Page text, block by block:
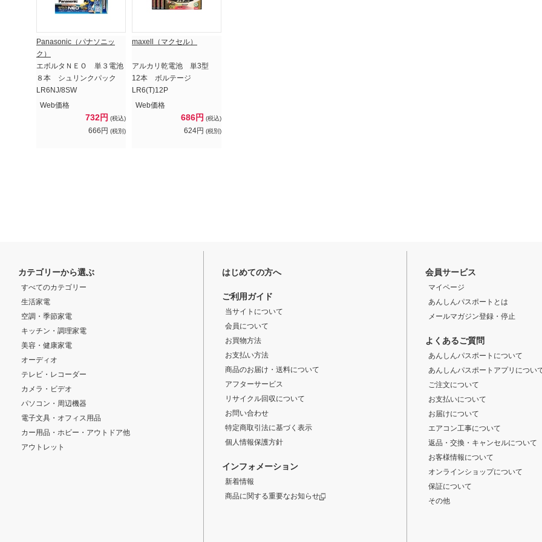
Panasonic（パナソニッ
ク）
エボルタＮＥＯ 単３電池
８本 シュリンクパック
LR6NJ/8SW
Web価格
732円 (税込)
666円 (税別)
maxell（マクセル）
アルカリ乾電池 単3型
12本 ボルテージ
LR6(T)12P
Web価格
686円 (税込)
624円 (税別)
カテゴリーから選ぶ
すべてのカテゴリー
生活家電
空調・季節家電
キッチン・調理家電
美容・健康家電
オーディオ
テレビ・レコーダー
カメラ・ビデオ
パソコン・周辺機器
電子文具・オフィス用品
カー用品・ホビー・アウトドア他
アウトレット
はじめての方へ
ご利用ガイド
当サイトについて
会員について
お買物方法
お支払い方法
商品のお届け・送料について
アフターサービス
リサイクル回収について
お問い合わせ
特定商取引法に基づく表示
個人情報保護方針
インフォメーション
新着情報
商品に関する重要なお知らせ
会員サービス
マイページ
あんしんパスポートとは
メールマガジン登録・停止
よくあるご質問
あんしんパスポートについて
あんしんパスポートアプリについ
ご注文について
お支払いについて
お届けについて
エアコン工事について
返品・交換・キャンセルについて
お客様情報について
オンラインショップについて
保証について
その他